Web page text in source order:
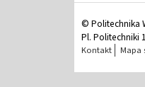
© Politechnika
Pl. Politechniki
Kontakt Mapa